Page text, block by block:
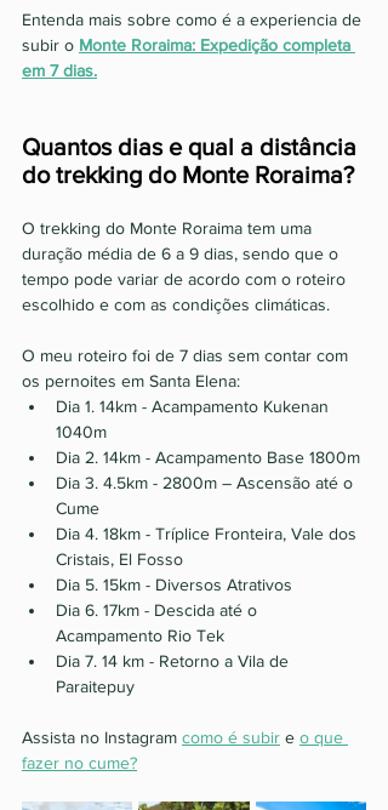
Entenda mais sobre como é a experiencia de
subir o Monte Roraima: Expedição completa
em 7 dias.
Quantos dias e qual a distância
do trekking do Monte Roraima?
O trekking do Monte Roraima tem uma
duração média de 6 a 9 dias, sendo que o
tempo pode variar de acordo com o roteiro
escolhido e com as condições climáticas.
O meu roteiro foi de 7 dias sem contar com
os pernoites em Santa Elena:
Dia 1. 14km - Acampamento Kukenan
1040m
Dia 2. 14km - Acampamento Base 1800m
Dia 3. 4.5km - 2800m – Ascensão até o
Cume
Dia 4. 18km - Tríplice Fronteira, Vale dos
Cristais, El Fosso
Dia 5. 15km - Diversos Atrativos
Dia 6. 17km - Descida até o
Acampamento Rio Tek
Dia 7. 14 km - Retorno a Vila de
Paraitepuy
Assista no Instagram como é subir e o que
fazer no cume?